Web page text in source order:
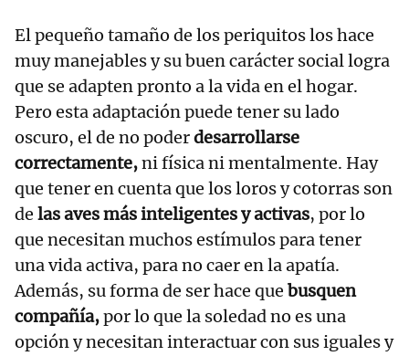
El pequeño tamaño de los periquitos los hace
muy manejables y su buen carácter social logra
que se adapten pronto a la vida en el hogar.
Pero esta adaptación puede tener su lado
oscuro, el de no poderdesarrollarse
correctamente,ni física ni mentalmente. Hay
que tener en cuenta que los loros y cotorras son
de las aves más inteligentes y activas, por lo
que necesitan muchos estímulos para tener
una vida activa, para no caer en la apatía.
Además, su forma de ser hace que busquen
compañía,por lo que la soledad no es una
opción y necesitan interactuar con sus iguales y